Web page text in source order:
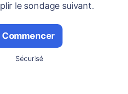
le sondage suivant.
Commencer
Sécurisé